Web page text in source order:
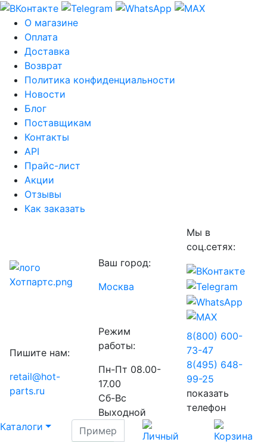
О магазине
Оплата
Доставка
Возврат
Политика конфиденциальности
Новости
Блог
Поставщикам
Контакты
API
Прайс-лист
Акции
Отзывы
Как заказать
Ваш город:
Москва
Мы в
соц.сетях:
Пишите нам:
retail@hot-
parts.ru
Режим
работы:
Пн-Пт 08.00-
17.00
Сб-Вс
Выходной
8(800) 600-
73-47
8(495) 648-
99-25
показать
телефон
Каталоги